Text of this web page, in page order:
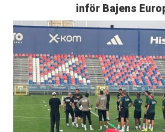
inför Bajens